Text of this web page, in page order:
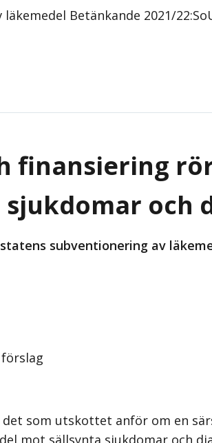
Betänkande 2021/
finansiering
och
subventionering av
det som utskottet anför om en